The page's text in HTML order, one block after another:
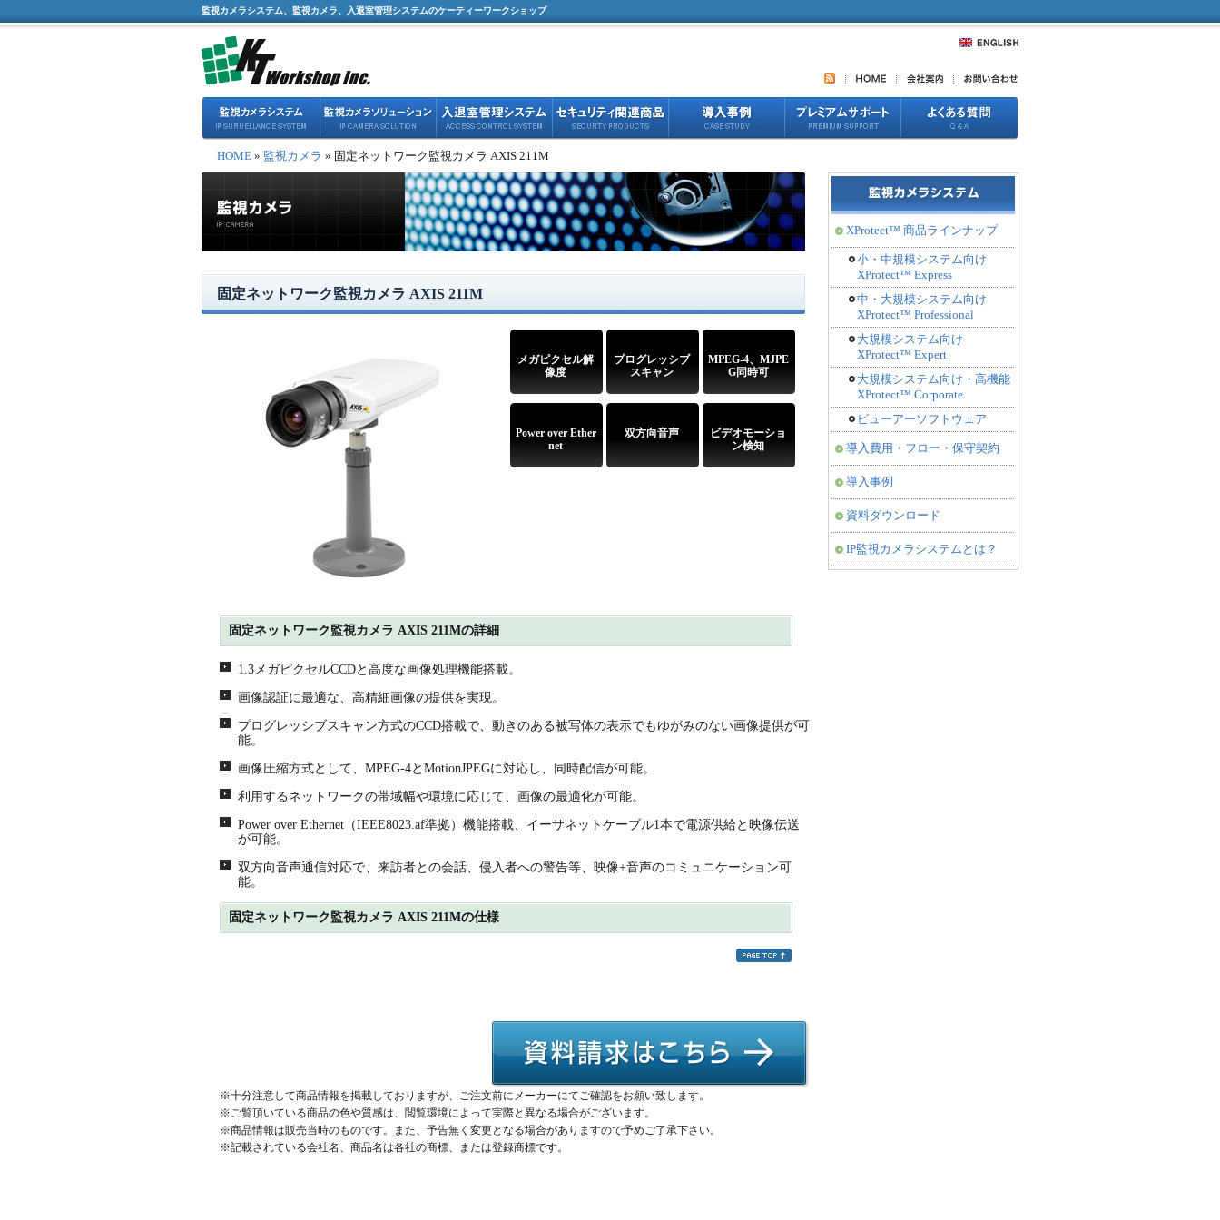
監視カメラシステム、監視カメラ、入退室管理システムのケーティーワークショップ
HOME » 監視カメラ » 固定ネットワーク監視カメラ AXIS 211M
固定ネットワーク監視カメラ AXIS 211M
メガピクセル解
像度
プログレッシブ
スキャン
MPEG-4、MJPE
G同時可
Power over Ether
net
双方向音声
ビデオモーショ
ン検知
固定ネットワーク監視カメラ AXIS 211Mの詳細
1.3メガピクセルCCDと高度な画像処理機能搭載。
画像認証に最適な、高精細画像の提供を実現。
プログレッシブスキャン方式のCCD搭載で、動きのある被写体の表示でもゆがみのない画像提供が可
能。
画像圧縮方式として、MPEG-4とMotionJPEGに対応し、同時配信が可能。
利用するネットワークの帯域幅や環境に応じて、画像の最適化が可能。
Power over Ethernet（IEEE8023.af準拠）機能搭載、イーサネットケーブル1本で電源供給と映像伝送
が可能。
双方向音声通信対応で、来訪者との会話、侵入者への警告等、映像+音声のコミュニケーション可
能。
固定ネットワーク監視カメラ AXIS 211Mの仕様
※十分注意して商品情報を掲載しておりますが、ご注文前にメーカーにてご確認をお願い致します。
※ご覧頂いている商品の色や質感は、閲覧環境によって実際と異なる場合がございます。
※商品情報は販売当時のものです。また、予告無く変更となる場合がありますので予めご了承下さい。
※記載されている会社名、商品名は各社の商標、または登録商標です。
XProtect™ 商品ラインナップ
小・中規模システム向け
XProtect™ Express
中・大規模システム向け
XProtect™ Professional
大規模システム向け
XProtect™ Expert
大規模システム向け・高機能
XProtect™ Corporate
ビューアーソフトウェア
導入費用・フロー・保守契約
導入事例
資料ダウンロード
IP監視カメラシステムとは？